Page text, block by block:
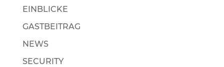
EINBLICKE
GASTBEITRAG
NEWS
SECURITY